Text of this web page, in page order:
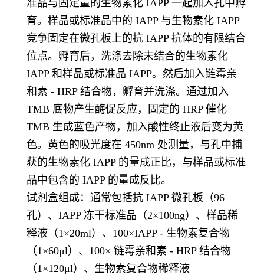
准品与固定量的生物素化 IAPP 一起加入孔中孵
育。样品或标准品中的 IAPP 与生物素化 IAPP
竞争固定在微孔板上的抗 IAPP 抗体的有限结合
位点。孵育后，洗涤去除未结合的生物素化
IAPP 和样品或标准品 IAPP。然后加入链霉亲
和素 - HRP 结合物，孵育并洗涤。通过加入
TMB 底物产生酶促反应，固定的 HRP 催化
TMB 生成蓝色产物，加入酸性终止液后变为黄
色。黄色的吸光度在 450nm 处测量，与孔中捕
获的生物素化 IAPP 的量成正比，与样品或标准
品中包含的 IAPP 的量成反比。
试剂盒组成：通常包括抗 IAPP 微孔板（96
孔）、IAPP 冻干标准品（2×100ng）、样品稀
释液（1×20ml）、100×IAPP - 生物素复合物
（1×60μl）、100× 链霉亲和素 - HRP 结合物
（1×120μl）、生物素复合物稀释液